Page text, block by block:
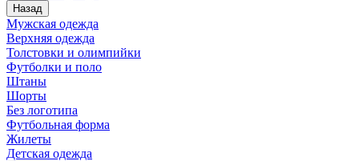
Назад
Мужская одежда
Верхняя одежда
Толстовки и олимпийки
Футболки и поло
Штаны
Шорты
Без логотипа
Футбольная форма
Жилеты
Детская одежда